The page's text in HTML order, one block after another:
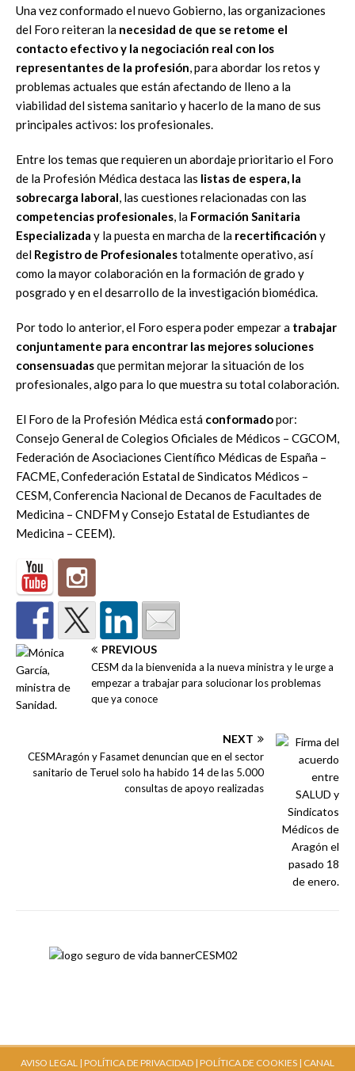
Una vez conformado el nuevo Gobierno, las organizaciones
del Foro reiteran la necesidad de que se retome el
contacto efectivo y la negociación real con los
representantes de la profesión, para abordar los retos y
problemas actuales que están afectando de lleno a la
viabilidad del sistema sanitario y hacerlo de la mano de sus
principales activos: los profesionales.
Entre los temas que requieren un abordaje prioritario el Foro
de la Profesión Médica destaca las listas de espera, la
sobrecarga laboral, las cuestiones relacionadas con las
competencias profesionales, la Formación Sanitaria
Especializada y la puesta en marcha de la recertificación y
del Registro de Profesionalestotalmente operativo, así
como la mayor colaboración en la formación de grado y
posgrado y en el desarrollo de la investigación biomédica.
Por todo lo anterior, el Foro espera poder empezar a trabajar
conjuntamente para encontrar las mejores soluciones
consensuadasque permitan mejorar la situación de los
profesionales, algo para lo que muestra su total colaboración.
El Foro de la Profesión Médica está conformadopor:
Consejo General de Colegios Oficiales de Médicos – CGCOM,
Federación de Asociaciones Científico Médicas de España –
FACME, Confederación Estatal de Sindicatos Médicos –
CESM, Conferencia Nacional de Decanos de Facultades de
Medicina – CNDFM y Consejo Estatal de Estudiantes de
Medicina – CEEM).
PREVIOUS
CESM da la bienvenida a la nueva ministra y le urge a
empezar a trabajar para solucionar los problemas
que ya conoce
NEXT
CESMAragón y Fasamet denuncian que en el sector
sanitario de Teruel solo ha habido 14 de las 5.000
consultas de apoyo realizadas
AVISO LEGAL | POLÍTICA DE PRIVACIDAD | POLÍTICA DE COOKIES | CANAL